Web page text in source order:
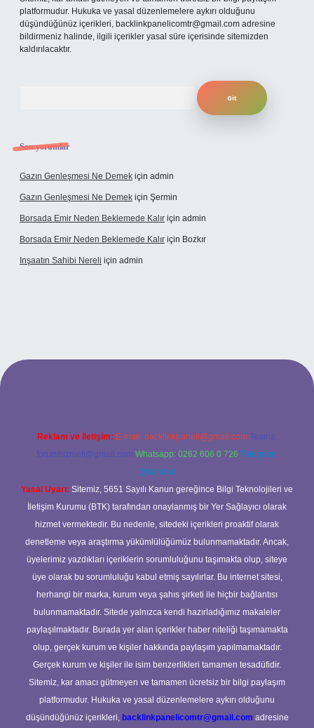
platformudur. Hukuka ve yasal düzenlemelere aykırı olduğunu
düşündüğünüz içerikleri, backlinkpanelicomtr@gmail.com adresine
bildirmeniz halinde, ilgili içerikler yasal süre içerisinde sitemizden
kaldırılacaktır.
Son yorumlar
Gazın Genleşmesi Ne Demek için admin
Gazın Genleşmesi Ne Demek için Şermin
Borsada Emir Neden Beklemede Kalır için admin
Borsada Emir Neden Beklemede Kalır için Bozkır
Inşaatın Sahibi Nereli için admin
www.hiltonbetx.org/
Reklam ve İletişim: E-mail: backlinkpaneli@gmail.com Teams:
forumhizmeti@gmail.com Whatsapp: 0262 606 0 726 Telegram:
@karabul
Yasal Uyarı: Sitemiz, 5651 Sayılı Kanun gereğince Bilgi Teknolojileri ve
İletişim Kurumu (BTK) tarafından onaylanmış bir Yer Sağlayıcı olarak
hizmet vermektedir. Bu nedenle, sitedeki içerikleri proaktif olarak
denetleme veya araştırma yükümlülüğümüz bulunmamaktadır. Ancak,
üyelerimiz yazdıkları içeriklerin sorumluluğunu taşımakta olup, siteye
üye olarak bu sorumluluğu kabul etmiş sayılırlar. Bu internet sitesi,
herhangi bir marka, kurum veya şahıs şirketi ile hiçbir bağlantısı
bulunmamaktadır. Sitede yalnızca kendi hazırladığımız makaleler
paylaşılmaktadır. Burada yer alan içerikler haber niteliği taşımamakta
olup, gerçek kurum ve kişiler hakkında paylaşım yapılmamaktadır.
Gerçek kurum ve kişiler ile isim benzerlikleri tamamen tesadüfidir.
Sitemiz, kar amacı gütmeyen ve tamamen ücretsiz bir bilgi paylaşım
platformudur. Hukuka ve yasal düzenlemelere aykırı olduğunu
düşündüğünüz içerikleri, backlinkpanelicomtr@gmail.com adresine